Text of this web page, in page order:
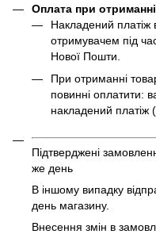
Оплата при
Накладений платіж
отримувачем під
Нової Пошти.
При отриманні
повинні оплатити:
накладений платіж
Підтверджені
же день
В іншому випадку
день магазину.
Внесення змін в